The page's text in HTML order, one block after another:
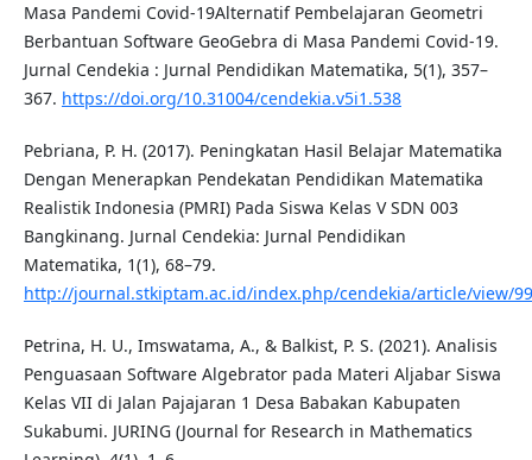
Masa Pandemi Covid-19Alternatif Pembelajaran Geometri
Berbantuan Software GeoGebra di Masa Pandemi Covid-19.
Jurnal Cendekia : Jurnal Pendidikan Matematika, 5(1), 357–
367. https://doi.org/10.31004/cendekia.v5i1.538
Pebriana, P. H. (2017). Peningkatan Hasil Belajar Matematika
Dengan Menerapkan Pendekatan Pendidikan Matematika
Realistik Indonesia (PMRI) Pada Siswa Kelas V SDN 003
Bangkinang. Jurnal Cendekia: Jurnal Pendidikan
Matematika, 1(1), 68–79.
http://journal.stkiptam.ac.id/index.php/cendekia/article/view/
Petrina, H. U., Imswatama, A., & Balkist, P. S. (2021). Analisis
Penguasaan Software Algebrator pada Materi Aljabar Siswa
Kelas VII di Jalan Pajajaran 1 Desa Babakan Kabupaten
Sukabumi. JURING (Journal for Research in Mathematics